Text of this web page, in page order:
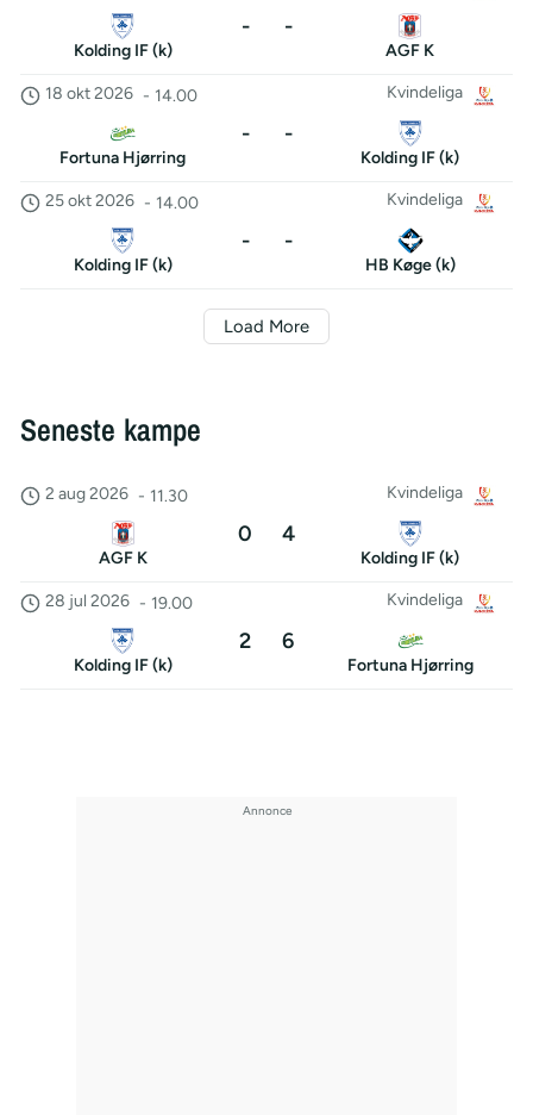
Kolding IF (k)
- -
AGF K
Kvindeliga
18 okt 2026 - 14.00
Fortuna Hjørring
- -
Kolding IF (k)
Kvindeliga
25 okt 2026 - 14.00
Kolding IF (k)
- -
HB Køge (k)
Load More
Seneste kampe
Kvindeliga
2 aug 2026 - 11.30
AGF K
0 4
Kolding IF (k)
Kvindeliga
28 jul 2026 - 19.00
Kolding IF (k)
2 6
Fortuna Hjørring